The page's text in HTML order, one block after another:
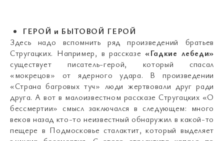
ГЕРОЙ и БЫТОВОЙ ГЕРОЙ
Здесь надо вспомнить ряд произведений братьев
Стругацких. Например, в рассказе«Гадкие лебеди»
существует писатель-герой, который спасал
«мокрецов» от ядерного удара. В произведении
«Страна багровых туч» люди жертвовали друг ради
друга. А вот в малоизвестном рассказе Стругацких «О
бессмертии» смысл заключался в следующем: много
веков назад кто-то неизвестный обнаружил в какой-то
пещере в Подмосковье сталактит, который выделяет